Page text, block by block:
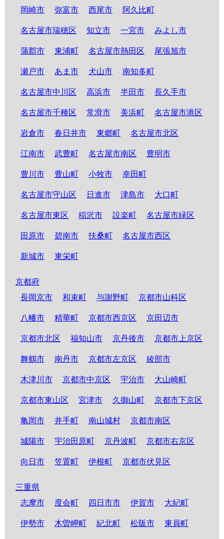
岡崎市 弥富市 西尾市 阿久比町
名古屋市瑞穂区 知立市 一宮市 みよし市
蒲郡市 東浦町 名古屋市熱田区 尾張旭市
瀬戸市 あま市 犬山市 南知多町
名古屋市中川区 高浜市 半田市 長久手市
名古屋市千種区 常滑市 美浜町 名古屋市港区
岩倉市 春日井市 東郷町 名古屋市北区
江南市 武豊町 名古屋市南区 豊明市
豊川市 豊山町 小牧市 幸田町
名古屋市守山区 日進市 津島市 大口町
名古屋市東区 稲沢市 設楽町 名古屋市緑区
田原市 碧南市 扶桑町 名古屋市西区
新城市 東栄町
京都府
長岡京市
和束町 与謝野町 京都市山科区
八幡市 精華町 京都市西京区 京田辺市
京都市北区 福知山市 京丹後市 京都市上京区
舞鶴市 南丹市 京都市左京区 綾部市
木津川市 京都市中京区 宇治市 大山崎町
京都市東山区 宮津市 久御山町 京都市下京区
亀岡市 井手町 南山城村 京都市南区
城陽市 宇治田原町 京丹波町 京都市右京区
向日市 笠置町 伊根町 京都市伏見区
三重県
志摩市
度会町 四日市市 伊賀市 大紀町
伊勢市 木曽岬町 紀北町 松阪市 東員町